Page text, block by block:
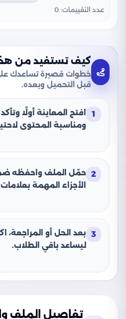
عدد التقييمات: 0
كيف تستفيد من
خطوات قصيرة تساعدك
قبل التحميل وبعده.
1
افتح المعاينة أولًا
ومناسبة المحتوى
2 حمّل الملف واحفظه
الأجزاء المهمة
3
بعد الحل أو المراجعة،
ليساعد باقي الطلاب.
تفاصيل الملف